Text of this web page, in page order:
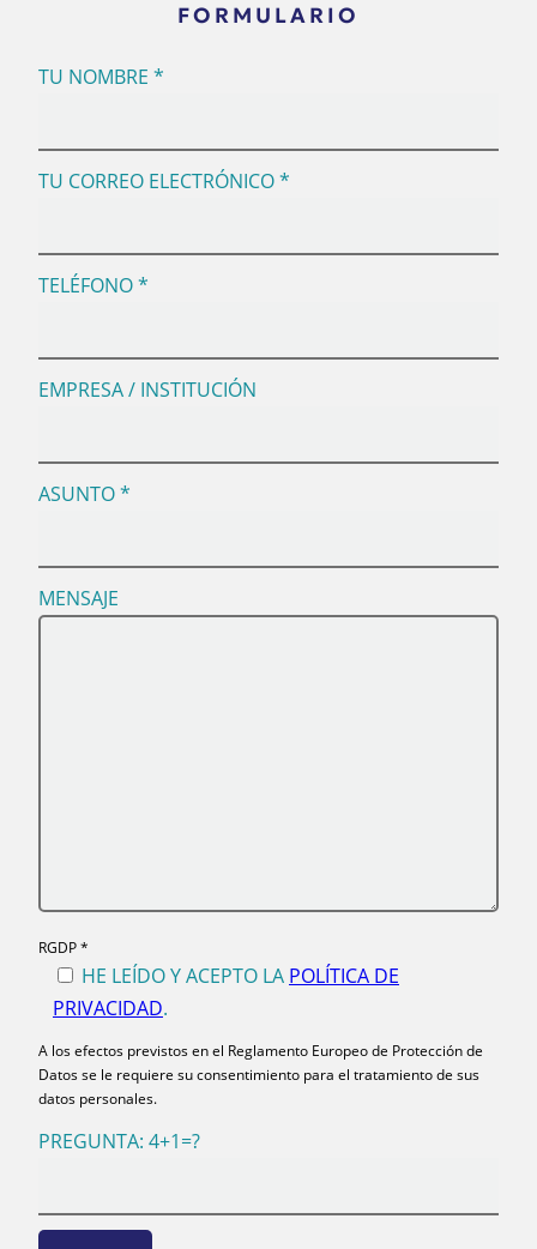
FORMULARIO
TU NOMBRE *
TU CORREO ELECTRÓNICO *
TELÉFONO *
EMPRESA / INSTITUCIÓN
ASUNTO *
MENSAJE
RGDP *
HE LEÍDO Y ACEPTO LA POLÍTICA DE
PRIVACIDAD.
A los efectos previstos en el Reglamento Europeo de Protección de
Datos se le requiere su consentimiento para el tratamiento de sus
datos personales.
PREGUNTA: 4+1=?